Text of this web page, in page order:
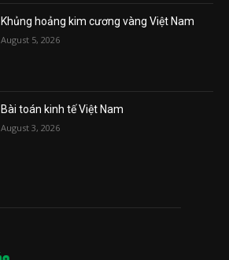
Khủng hoảng kim cương vàng Việt Nam
August 5, 2026
Bài toán kinh tế Việt Nam
August 3, 2026